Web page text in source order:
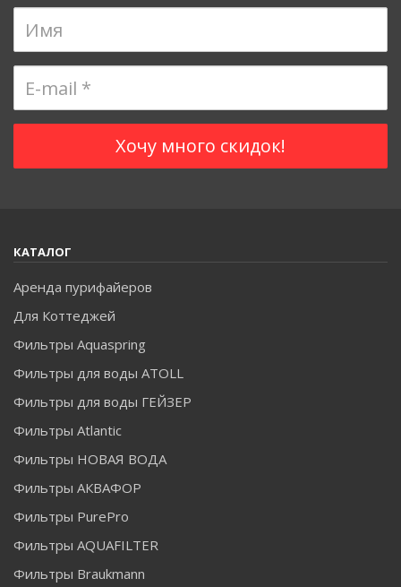
КАТАЛОГ
Аренда пурифайеров
Для Коттеджей
Фильтры Aquaspring
Фильтры для воды ATOLL
Фильтры для воды ГЕЙЗЕР
Фильтры Atlantic
Фильтры НОВАЯ ВОДА
Фильтры АКВАФОР
Фильтры PurePro
Фильтры AQUAFILTER
Фильтры Braukmann